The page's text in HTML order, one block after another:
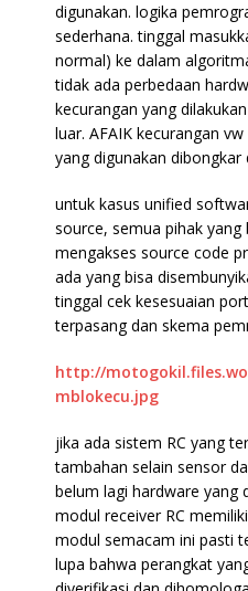
digunakan. logika
sederhana. tinggal
normal) ke dalam
tidak ada perbedaan
kecurangan yang
luar. AFAIK kecurangan
yang digunakan dibongkar
untuk kasus unified
source, semua pihak yang
mengakses source code
ada yang bisa
tinggal cek kesesuaian
terpasang dan skema
http://
mblokecu.jpg
jika ada sistem RC yang
tambahan selain sensor
belum lagi hardware yang
modul receiver RC
modul semacam ini pasti
lupa bahwa perangkat